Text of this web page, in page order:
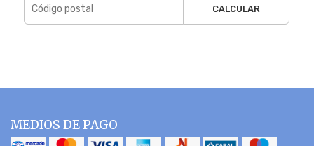
CALCULAR
MEDIOS DE PAGO